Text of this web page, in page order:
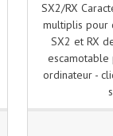
SX2/RX
multiplis pour
SX2 et RX
escamotable
ordinateur -